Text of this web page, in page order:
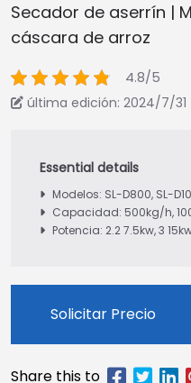
Secador de aserrín |
cáscara de arroz
4.8/5
última edición: 2024/7/31
Modelos: SL-D800, SL-
Capacidad: 500kg/h,
Potencia: 2.2 7.5kw, 3
Solicitar Precio